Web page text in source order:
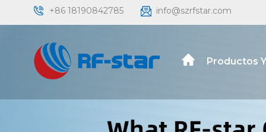
+86 18190842785 info@szrfstar.com
Productos